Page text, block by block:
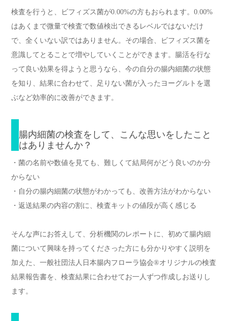
検査を行うと、ビフィズス菌が0.00%の方もおられます。0.00%
はあくまで微量で検査で数値検出できるレベルではないだけ
で、全くいない訳ではありません。その場合、ビフィズス菌を
意識してとることで増やしていくことができます。腸活を行な
って良い効果を得ようと思うなら、今の自分の腸内細菌の状態
を知り、結果に合わせて、足りない菌が入ったヨーグルトを選
ぶなど効率的に改善ができます。
腸内細菌の検査をして、こんな思いをしたこと
はありませんか？
・菌の名前や数値を見ても、難しくて結局何がどう良いのか分
からない
・自分の腸内細菌の状態がわかっても、改善方法がわからない
・返送結果の内容の割に、検査キットの値段が高く感じる
そんな声にお答えして、分析機関のレポートに、初めて腸内細
菌について興味を持ってくださった方にも分かりやすく説明を
加えた、一般社団法人日本腸内フローラ協会®︎オリジナルの検査
結果報告書を、検査結果に合わせてお一人ずつ作成しお送りし
ます。